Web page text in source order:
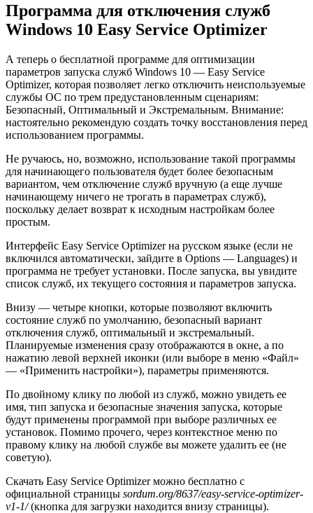
Программа для отключения служб
Windows 10 Easy Service Optimizer
А теперь о бесплатной программе для оптимизации
параметров запуска служб Windows 10 — Easy Service
Optimizer, которая позволяет легко отключить неиспользуемые
службы ОС по трем предустановленным сценариям:
Безопасный, Оптимальный и Экстремальным. Внимание:
настоятельно рекомендую создать точку восстановления перед
использованием программы.
Не ручаюсь, но, возможно, использование такой программы
для начинающего пользователя будет более безопасным
вариантом, чем отключение служб вручную (а еще лучше
начинающему ничего не трогать в параметрах служб),
поскольку делает возврат к исходным настройкам более
простым.
Интерфейс Easy Service Optimizer на русском языке (если не
включился автоматически, зайдите в Options — Languages) и
программа не требует установки. После запуска, вы увидите
список служб, их текущего состояния и параметров запуска.
Внизу — четыре кнопки, которые позволяют включить
состояние служб по умолчанию, безопасный вариант
отключения служб, оптимальный и экстремальный.
Планируемые изменения сразу отображаются в окне, а по
нажатию левой верхней иконки (или выборе в меню «Файл»
— «Применить настройки»), параметры применяются.
По двойному клику по любой из служб, можно увидеть ее
имя, тип запуска и безопасные значения запуска, которые
будут применены программой при выборе различных ее
установок. Помимо прочего, через контекстное меню по
правому клику на любой службе вы можете удалить ее (не
советую).
Скачать Easy Service Optimizer можно бесплатно с
официальной страницы sordum.org/8637/easy-service-optimizer-
v1-1/(кнопка для загрузки находится внизу страницы).